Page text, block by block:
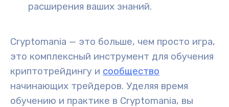
расширения ваших знаний.
Cryptomania — это больше, чем просто игра,
это комплексный инструмент для обучения
криптотрейдингу и сообщество
начинающих трейдеров. Уделяя время
обучению и практике в Cryptomania, вы